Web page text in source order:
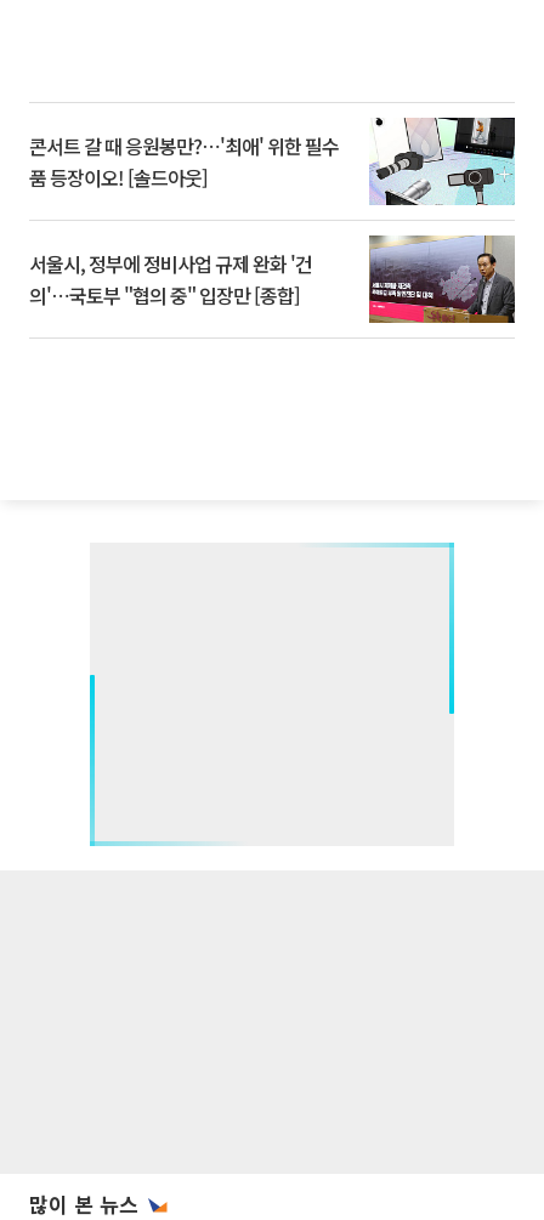
콘서트 갈 때 응원봉만?⋯'최애' 위한 필수
품 등장이오! [솔드아웃]
서울시, 정부에 정비사업 규제 완화 '건
의'⋯국토부 "협의 중" 입장만 [종합]
많이 본 뉴스